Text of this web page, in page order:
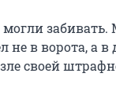
забивать.
не в ворота, а в
своей